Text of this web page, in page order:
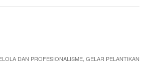
DAN PROFESIONALISME, GELAR PELANTIKAN